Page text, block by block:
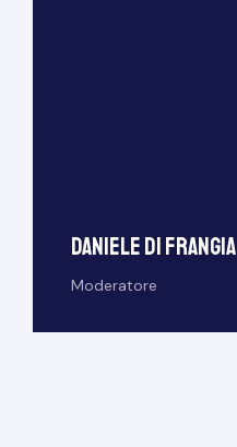
Daniele Di Frangia
Moderatore